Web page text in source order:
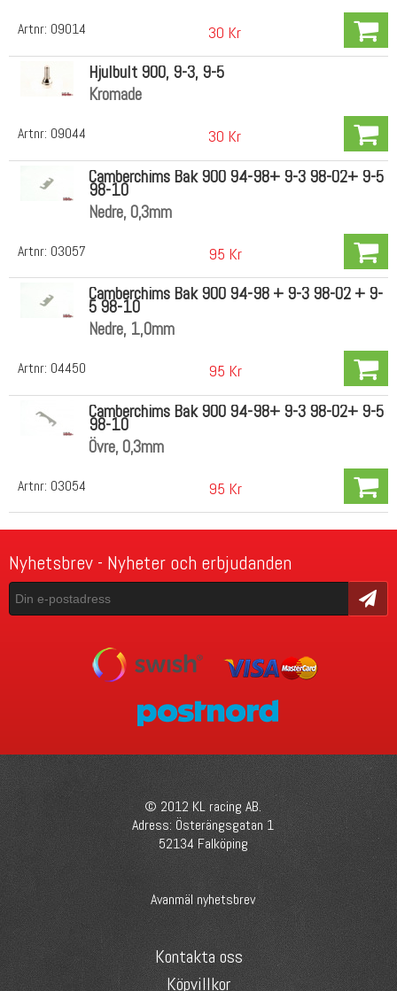
Artnr: 09014 30 Kr
Artnr: 09044
Hjulbult 900, 9-3, 9-5
Kromade
30 Kr
Artnr: 03057
Camberchims Bak 900 94-98+ 9-3 98-02+ 9-5
98-10
Nedre, 0,3mm
95 Kr
Artnr: 04450
Camberchims Bak 900 94-98 + 9-3 98-02 + 9-
5 98-10
Nedre, 1,0mm
95 Kr
Artnr: 03054
Camberchims Bak 900 94-98+ 9-3 98-02+ 9-5
98-10
Övre, 0,3mm
95 Kr
Nyhetsbrev - Nyheter och erbjudanden
Skicka
© 2012 KL racing AB.
Adress: Österängsgatan 1
52134 Falköping
Avanmäl nyhetsbrev
Kontakta oss
Köpvillkor